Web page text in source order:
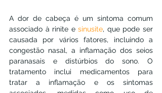
A dor de cabeça é um sintoma comum
associado à rinite e sinusite, que pode ser
causada por vários fatores, incluindo a
congestão nasal, a inflamação dos seios
paranasais e distúrbios do sono. O
tratamento inclui medicamentos para
tratar a inflamação e os sintomas